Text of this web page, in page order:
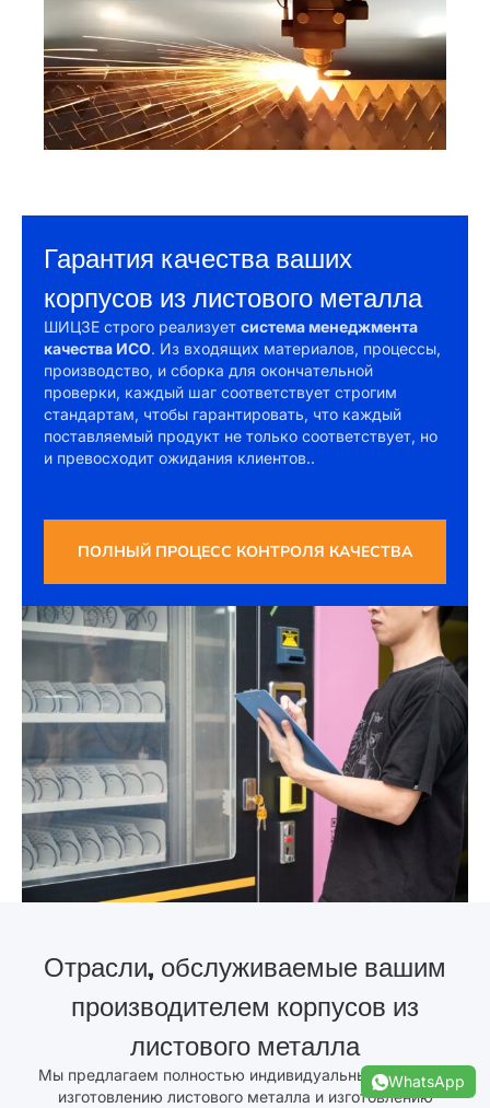
Гарантия качества ваших
корпусов из листового металла
ШИЦЗЕ строго реализует система менеджмента
качества ИСО. Из входящих материалов, процессы,
производство, и сборка для окончательной
проверки, каждый шаг соответствует строгим
стандартам, чтобы гарантировать, что каждый
поставляемый продукт не только соответствует, но
и превосходит ожидания клиентов..
ПОЛНЫЙ ПРОЦЕСС КОНТРОЛЯ КАЧЕСТВА
Отрасли, обслуживаемые вашим
производителем корпусов из
листового металла
Мы предлагаем полностью индивидуальные услуги по
изготовлению листового металла и изготовлению
WhatsApp